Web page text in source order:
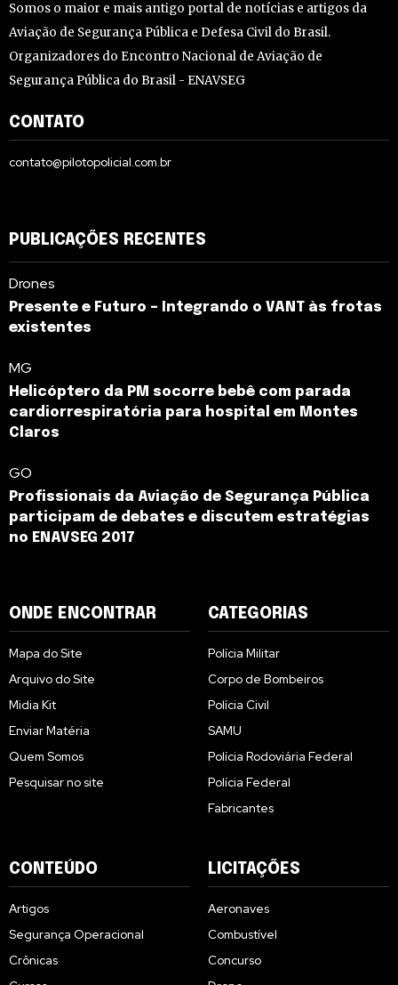
Somos o maior e mais antigo portal de notícias e artigos da
Aviação de Segurança Pública e Defesa Civil do Brasil.
Organizadores do Encontro Nacional de Aviação de
Segurança Pública do Brasil - ENAVSEG
CONTATO
contato@pilotopolicial.com.br
PUBLICAÇÕES RECENTES
Drones
Presente e Futuro – Integrando o VANT às frotas
existentes
MG
Helicóptero da PM socorre bebê com parada
cardiorrespiratória para hospital em Montes
Claros
GO
Profissionais da Aviação de Segurança Pública
participam de debates e discutem estratégias
no ENAVSEG 2017
ONDE ENCONTRAR
Mapa do Site
Arquivo do Site
Midia Kit
Enviar Matéria
Quem Somos
Pesquisar no site
CATEGORIAS
Polícia Militar
Corpo de Bombeiros
Polícia Civil
SAMU
Polícia Rodoviária Federal
Polícia Federal
Fabricantes
CONTEÚDO
Artigos
Segurança Operacional
Crônicas
LICITAÇÕES
Aeronaves
Combustível
Concurso